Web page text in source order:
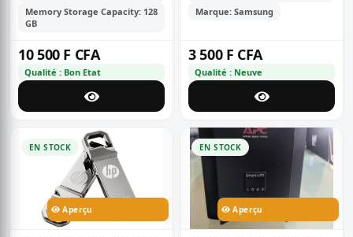
Memory Storage Capacity: 128
GB
10 500 F CFA
Qualité : Bon Etat
Marque: Samsung
3 500 F CFA
Qualité : Neuve
EN STOCK
Aperçu
EN STOCK
Aperçu